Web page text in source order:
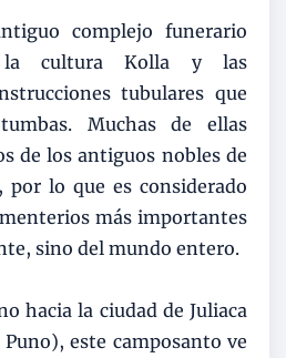
complejo funerario
la cultura Kolla y las
tubulares que
Muchas de ellas
de los antiguos nobles de
por lo que es considerado
más importantes
sino del mundo entero.
hacia la ciudad de Juliaca
este camposanto ve